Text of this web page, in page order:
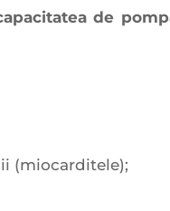
de
(miocarditele);